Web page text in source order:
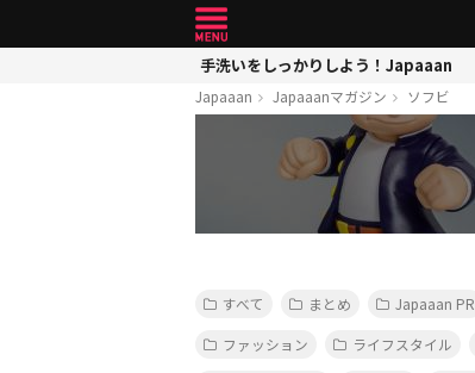
手洗いをしっかりしよう！Japaaan
Japaaan Japaaanマガジン ソフビ
すべて まとめ Japaaan PR
ファッション
ライフスタイル